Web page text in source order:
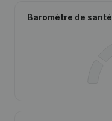
Baromètre de santé